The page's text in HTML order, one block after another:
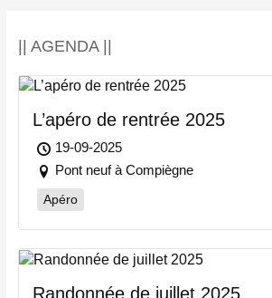
|| AGENDA ||
L’apéro de rentrée 2025
19-09-2025
Pont neuf à Compiègne
Apéro
Randonnée de juillet 2025